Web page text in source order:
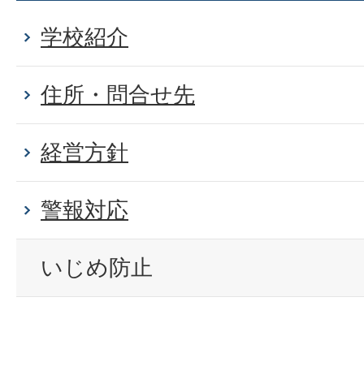
学校紹介
住所・問合せ先
経営方針
警報対応
いじめ防止